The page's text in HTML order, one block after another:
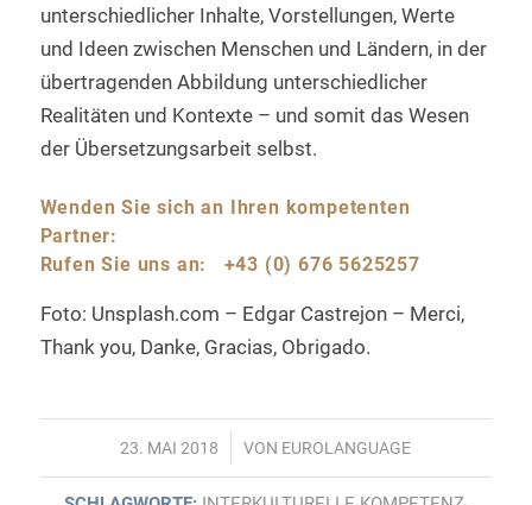
unterschiedlicher Inhalte, Vorstellungen, Werte
und Ideen zwischen Menschen und Ländern, in der
übertragenden Abbildung unterschiedlicher
Realitäten und Kontexte – und somit das Wesen
der Übersetzungsarbeit selbst.
Wenden Sie sich an Ihren kompetenten
Partner:
Rufen Sie uns an: +43 (0) 676 5625257
Foto: Unsplash.com – Edgar Castrejon – Merci,
Thank you, Danke, Gracias, Obrigado.
23. MAI 2018
/ VON EUROLANGUAGE